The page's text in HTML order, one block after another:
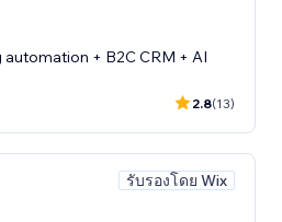
automation + B2C CRM + AI
2.8(13)
รับรองโดย Wix